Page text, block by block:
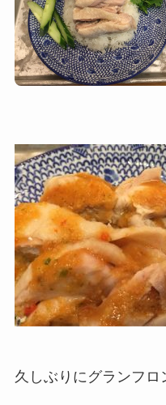
久しぶりにグランフロ